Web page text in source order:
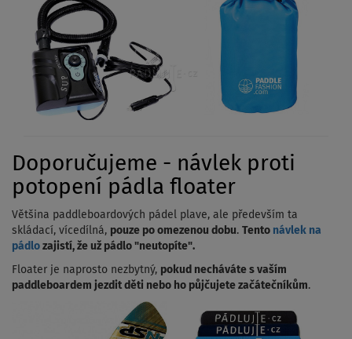
Doporučujeme - návlek proti
potopení pádla floater
Většina paddleboardových pádel plave, ale především ta
skládací, vícedílná, pouze po omezenou dobu. Tento návlek na
pádlo zajistí, že už pádlo "neutopíte".
Floater je naprosto nezbytný, pokud necháváte s vaším
paddleboardem jezdit děti nebo ho půjčujete začátečníkům.